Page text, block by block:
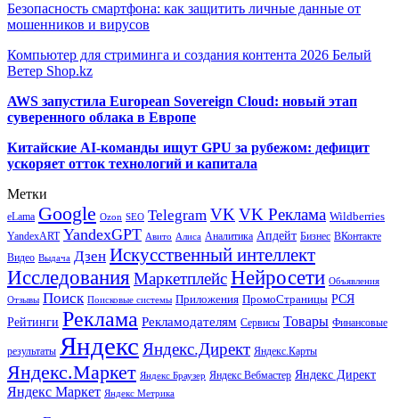
Безопасность смартфона: как защитить личные данные от
мошенников и вирусов
Компьютер для стриминга и создания контента 2026 Белый
Ветер Shop.kz
AWS запустила European Sovereign Cloud: новый этап
суверенного облака в Европе
Китайские AI-команды ищут GPU за рубежом: дефицит
ускоряет отток технологий и капитала
Метки
eLama Google Ozon SEO Telegram VKVK Реклама Wildberries
YandexART YandexGPT Авито Алиса Аналитика Апдейт Бизнес ВКонтакте
Видео Выдача Дзен Искусственный интеллект
Исследования МаркетплейсНейросети Объявления
Отзывы Поиск Поисковые системы Приложения ПромоСтраницы РСЯ
Рейтинги Реклама Рекламодателям Сервисы Товары Финансовые
результаты Яндекс Яндекс.Директ Яндекс.Карты
Яндекс.Маркет Яндекс Браузер Яндекс Вебмастер Яндекс Директ
Яндекс Маркет Яндекс Метрика